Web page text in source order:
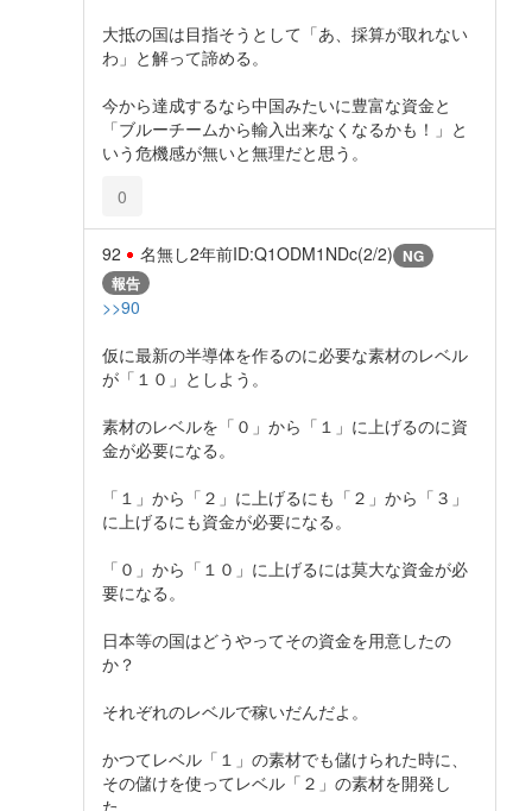
大抵の国は目指そうとして「あ、採算が取れない
わ」と解って諦める。
今から達成するなら中国みたいに豊富な資金と
「ブルーチームから輸入出来なくなるかも！」と
いう危機感が無いと無理だと思う。
0
92 名無し2年前ID:Q1ODM1NDc(2/2) NG
報告
>>90
仮に最新の半導体を作るのに必要な素材のレベル
が「１０」としよう。
素材のレベルを「０」から「１」に上げるのに資
金が必要になる。
「１」から「２」に上げるにも「２」から「３」
に上げるにも資金が必要になる。
「０」から「１０」に上げるには莫大な資金が必
要になる。
日本等の国はどうやってその資金を用意したの
か？
それぞれのレベルで稼いだんだよ。
かつてレベル「１」の素材でも儲けられた時に、
その儲けを使ってレベル「２」の素材を開発し
た。